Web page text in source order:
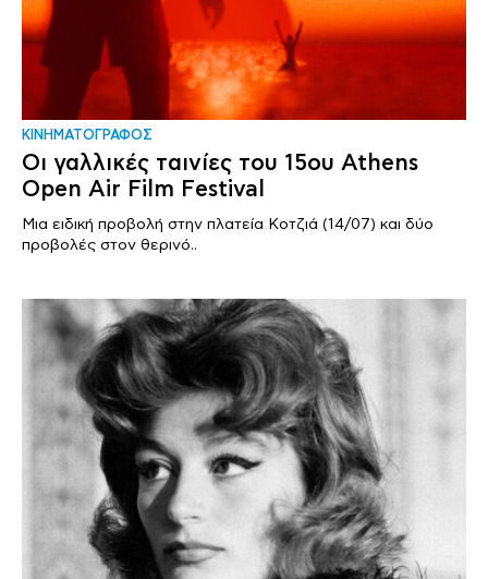
ΚΙΝΗΜΑΤΟΓΡΑΦΟΣ
Οι γαλλικές ταινίες του 15ου Athens
Open Air Film Festival
Μια ειδική προβολή στην πλατεία Κοτζιά (14/07) και δύο
προβολές στον θερινό..